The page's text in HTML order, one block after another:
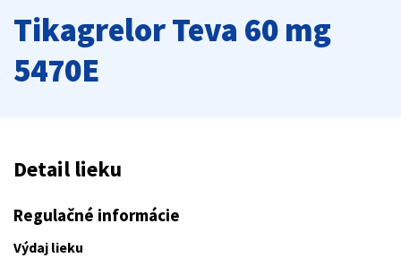
Tikagrelor Teva 60 mg
5470E
Detail lieku
Regulačné informácie
Výdaj lieku